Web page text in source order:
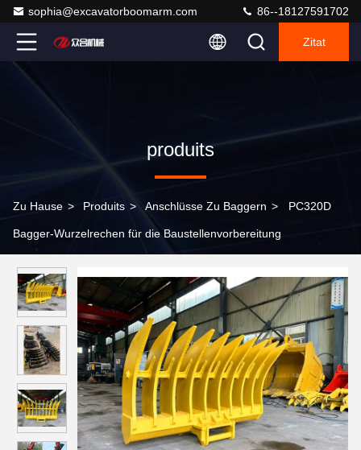
sophia@excavatorboomarm.com 86--18127591702
Zitat
produits
Zu Hause > Produits > Anschlüsse Zu Baggern > PC320D
Bagger-Wurzelrechen für die Baustellenvorbereitung